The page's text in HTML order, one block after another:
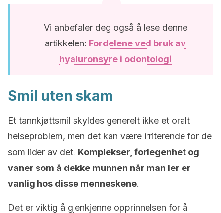
Vi anbefaler deg også å lese denne
artikkelen: Fordelene ved bruk av
hyaluronsyre i odontologi
Smil uten skam
Et tannkjøttsmil skyldes generelt ikke et oralt
helseproblem, men det kan være irriterende for de
som lider av det. Komplekser, forlegenhet og
vaner som å dekke munnen når man ler er
vanlig hos disse menneskene.
Det er viktig å gjenkjenne opprinnelsen for å